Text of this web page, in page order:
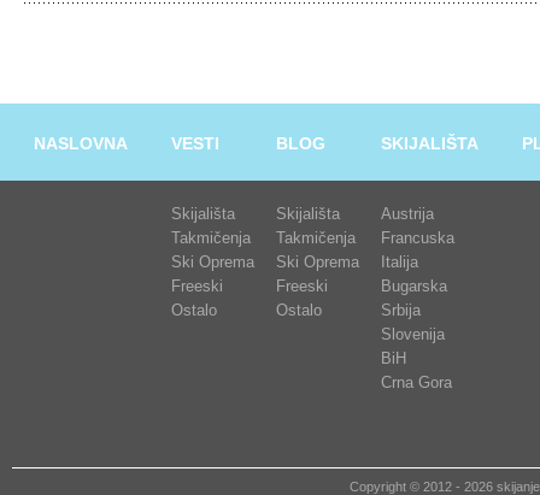
NASLOVNA VESTI
Skijališta
Takmičenja
Ski Oprema
Freeski
Ostalo
BLOG
Skijališta
Takmičenja
Ski Oprema
Freeski
Ostalo
SKIJALIŠTA
Austrija
Francuska
Italija
Bugarska
Srbija
Slovenija
BiH
Crna Gora
Copyright © 2012 - 2026